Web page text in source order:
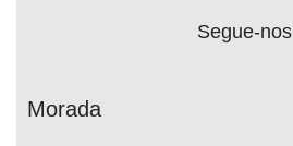
Segue-nos
Morada